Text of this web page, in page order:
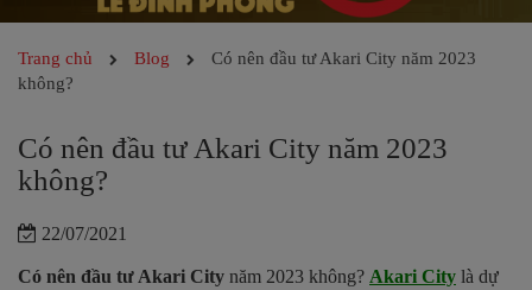
Trang chủ Blog
Có nên đầu tư Akari City năm 2023
không?
Có nên đầu tư Akari City năm 2023
không?
22/07/2021
Có nên đầu tư Akari City năm 2023 không? Akari City là dự